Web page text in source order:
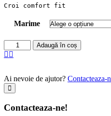
Croi comfort fit
Marime
Adaugă în coș
Ai nevoie de ajutor? Contacteaza-
Contacteaza-ne!